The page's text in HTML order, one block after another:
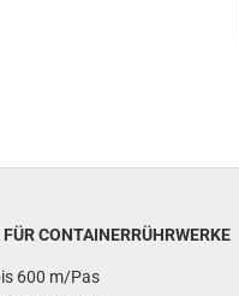
CONTAINERRÜHRWERKE
600 m/Pas